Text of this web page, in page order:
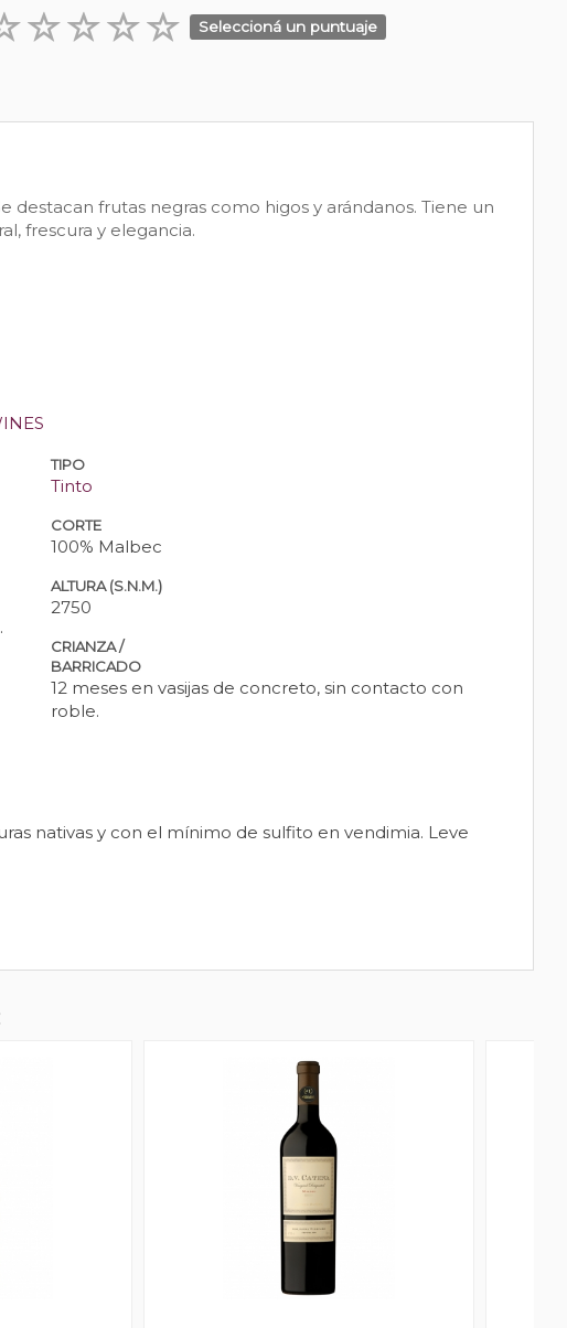
Seleccioná un puntuaje
frutas negras como higos y arándanos. Tiene un
frescura y elegancia.
TIPO
Tinto
CORTE
100% Malbec
ALTURA (S.N.M.)
2750
CRIANZA /
BARRICADO
12 meses en vasijas de concreto, sin contacto con
roble.
nativas y con el mínimo de sulfito en vendimia. Leve